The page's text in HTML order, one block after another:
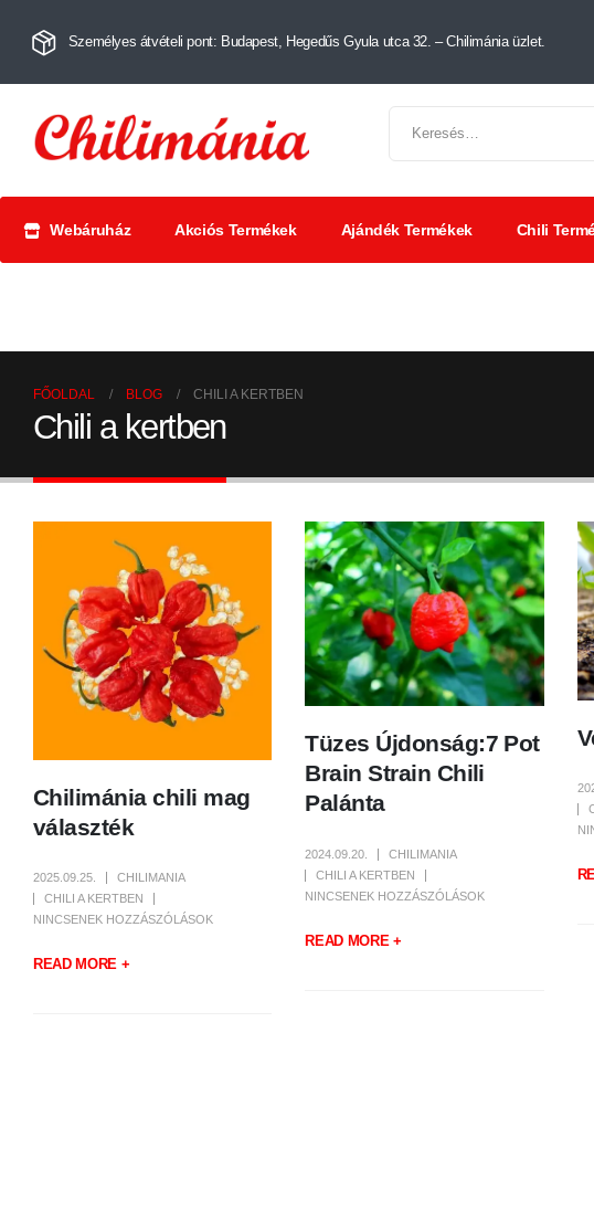
Személyes átvételi pont: Budapest, Hegedűs Gyula utca 32. – Chilimánia üzlet.
Webáruház Akciós Termékek Ajándék Termékek Chili
FŐOLDAL BLOG CHILI A KERTBEN
Chili a kertben
Chilimánia chili mag
választék
2025.09.25.
CHILIMANIA
CHILI A KERTBEN
NINCSENEK HOZZÁSZÓLÁSOK
READ MORE +
Tüzes Újdonság:7 Pot
Brain Strain Chili
Palánta
2024.09.20.
CHILIMANIA
CHILI A KERTBEN
NINCSENEK HOZZÁSZÓLÁSOK
READ MORE +